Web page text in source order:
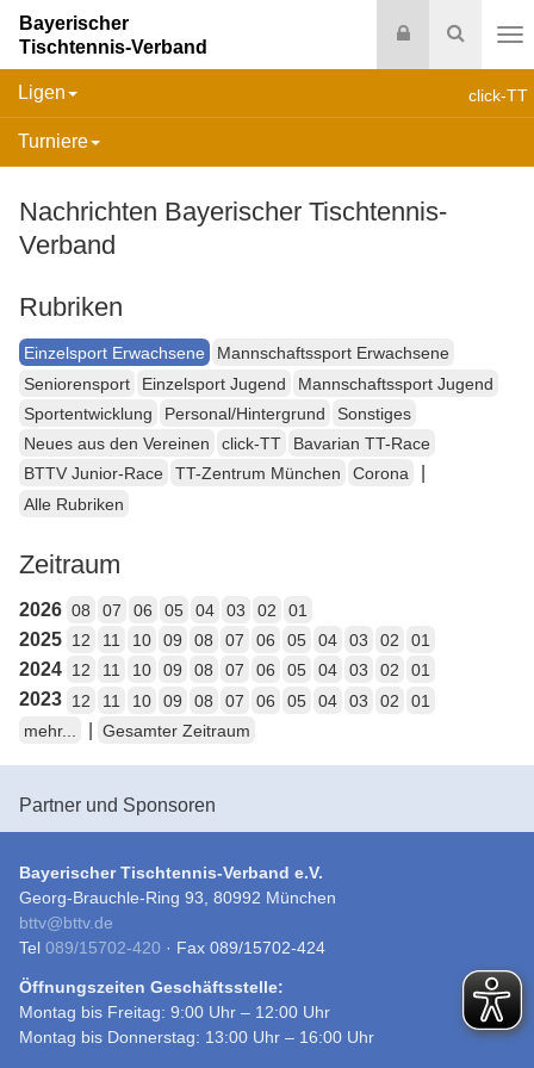
Suche
Login
Bayerischer
Tischtennis-Verband
click-TT
Ligen
Turniere
Nachrichten Bayerischer Tischtennis-
Verband
Rubriken
Einzelsport Erwachsene
Mannschaftssport Erwachsene
Seniorensport
Einzelsport Jugend
Mannschaftssport Jugend
Sportentwicklung
Personal/Hintergrund
Sonstiges
Neues aus den Vereinen
click-TT
Bavarian TT-Race
BTTV Junior-Race
TT-Zentrum München Corona
Alle Rubriken
Zeitraum
2026 08 07 06 05 04 03 02 01
2025 12 11 10 09 08 07 06 05 04 03 02 01
2024 12 11 10 09 08 07 06 05 04 03 02 01
2023 12 11 10 09 08 07 06 05 04 03 02
01
mehr...
Gesamter Zeitraum
Partner und Sponsoren
Bayerischer Tischtennis-Verband e.V.
Georg-Brauchle-Ring 93, 80992 München
bttv@bttv.de
Tel 089/15702-420 · Fax 089/15702-424
Öffnungszeiten Geschäftsstelle:
Montag bis Freitag: 9:00 Uhr – 12:00 Uhr
Montag bis Donnerstag: 13:00 Uhr – 16:00 Uhr